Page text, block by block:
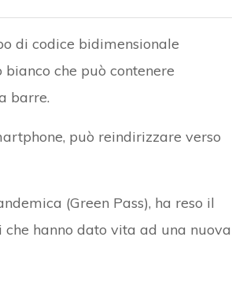
di codice bidimensionale
che può contenere
barre.
può reindirizzare verso
(Green Pass), ha reso il
hanno dato vita ad una nuova